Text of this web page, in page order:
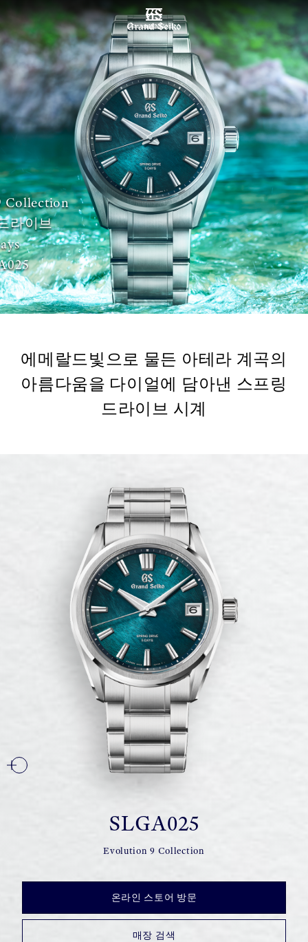
MENU
Collection
라이브
에메랄드빛으로 물든 아테라 계곡의
아름다움을 다이얼에 담아낸 스프링
드라이브 시계
SLGA025
Evolution 9 Collection
온라인 스토어 방문
매장 검색